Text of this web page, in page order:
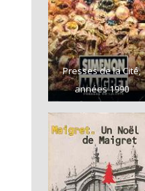
Presses de la Cité,
années 1990